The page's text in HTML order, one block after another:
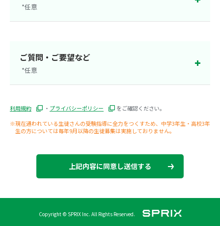
*任意
ご質問・ご要望など
*任意
利用規約 ・ プライバシーポリシー
をご確認ください。
※現在通われている生徒さんの受験指導に全力をつくすため、中学3年生・高校3年
生の方については毎年9月以降の生徒募集は実施しておりません。
上記内容に同意し送信する
Copyright © SPRIX Inc. All Rights Reserved.